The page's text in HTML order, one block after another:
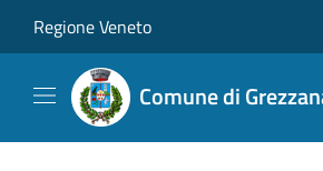
Regione Veneto
Comune di